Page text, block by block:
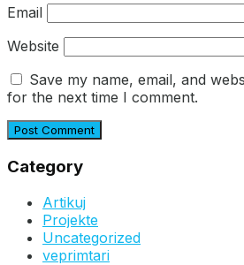
Email
Website
Save my name, email, and
for the next time I comment.
Category
Artikuj
Projekte
Uncategorized
veprimtari